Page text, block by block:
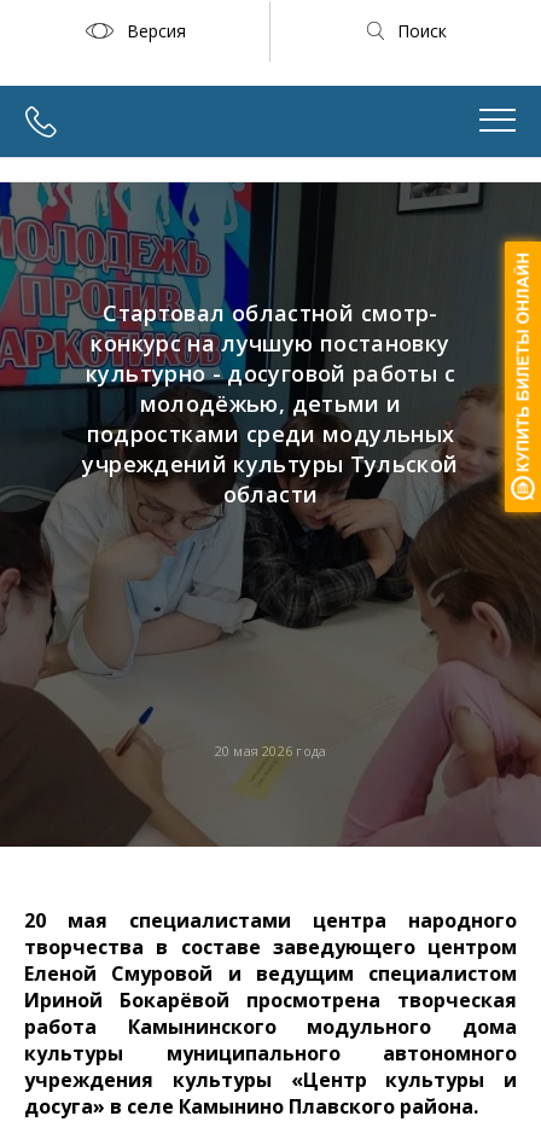
Версия Поиск
20 мая 2026 года
Стартовал областной смотр-
конкурс на лучшую постановку
культурно - досуговой работы с
молодёжью, детьми и
подростками среди модульных
учреждений культуры Тульской
области
20 мая
специалистами центра народного
творчества в составе заведующего центром
Еленой Смуровой и ведущим специалистом
Ириной Бокарёвой просмотрена творческая
работа Камынинского модульного дома
культуры муниципального автономного
учреждения культуры «Центр культуры и
досуга» в селе Камынино Плавского района.